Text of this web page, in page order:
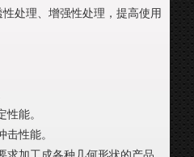
处理、增强性处理，提高使用
性能。
击性能。